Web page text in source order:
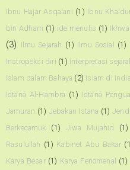
Ibnu Hajar Asqalani (1) Ibnu
bin Adham (1) ide menulis (1)
(3) Ilmu Sejarah (1) Ilmu Sosial (1)
Instropeksi diri (1) interpretasi
Islam dalam Bahaya (2) Islam di India
Istana Al-Hambra (1) Istana
Jamuran (1) Jebakan Istana (1)
Berkecamuk
(1) Jiwa Mujahid (1)
Rasulullah (1) Kabinet Abu Bakar
Karya Besar (1) Karya Fenomenal (1)